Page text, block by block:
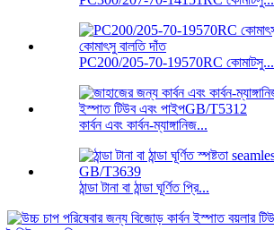
PC200/205-70-19570RC কোমাটসু...
কার্বন এবং কার্বন-ম্যাঙ্গানিজ...
ঠান্ডা টানা বা ঠান্ডা ঘূর্ণিত প্রি...